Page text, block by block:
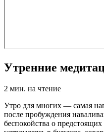
Утренние
2 мин. на чтение
Утро для многих — самая
после пробуждения
беспокойства о